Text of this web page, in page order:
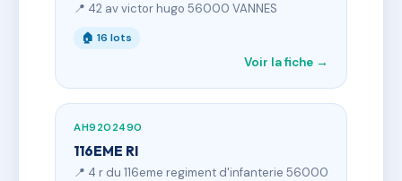
📍 42 av victor hugo 56000 VANNES
🏠 16 lots
Voir la fiche →
AH9202490
116EME RI
📍 4 r du 116eme regiment d'infanterie 56000